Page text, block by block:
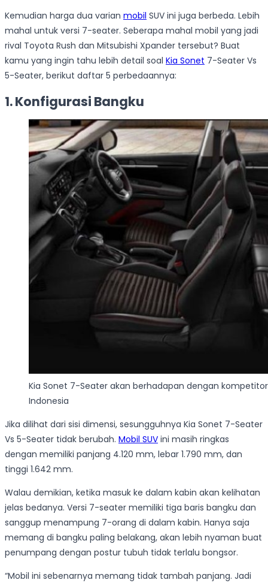
Kemudian harga dua varian mobil SUV ini juga berbeda. Lebih
mahal untuk versi 7-seater. Seberapa mahal mobil yang jadi
rival Toyota Rush dan Mitsubishi Xpander tersebut? Buat
kamu yang ingin tahu lebih detail soal Kia Sonet 7-Seater Vs
5-Seater, berikut daftar 5 perbedaannya:
1. Konfigurasi Bangku
Kia Sonet 7-Seater akan berhadapan dengan
Indonesia
Jika dilihat dari sisi dimensi, sesungguhnya Kia Sonet 7-Seater
Vs 5-Seater tidak berubah. Mobil SUV ini masih ringkas
dengan memiliki panjang 4.120 mm, lebar 1.790 mm, dan
tinggi 1.642 mm.
Walau demikian, ketika masuk ke dalam kabin akan kelihatan
jelas bedanya. Versi 7-seater memiliki tiga baris bangku dan
sanggup menampung 7-orang di dalam kabin. Hanya saja
memang di bangku paling belakang, akan lebih nyaman buat
penumpang dengan postur tubuh tidak terlalu bongsor.
“Mobil ini sebenarnya memang tidak tambah panjang. Jadi